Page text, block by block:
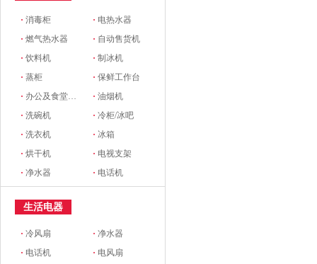
·消毒柜 · 电热水器
·燃气热水器 · 自动售货机
·饮料机 ·制冰机
·蒸柜 ·保鲜工作台
· 办公及食堂开水器 ·油烟机
·洗碗机 ·冷柜/冰吧
·洗衣机 ·冰箱
·烘干机 · 电视支架
·净水器 · 电话机
生活电器
·冷风扇 ·净水器
· 电话机 · 电风扇